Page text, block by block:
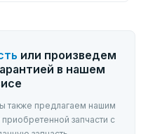
или произведем
в нашем
также предлагаем нашим
запчасти с